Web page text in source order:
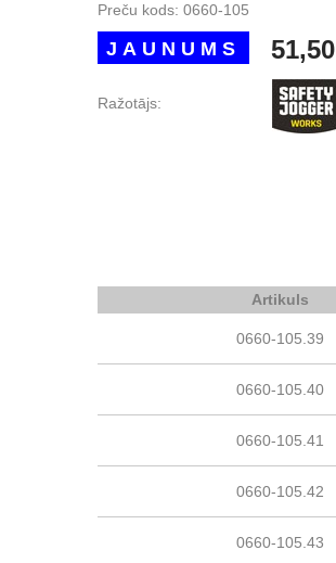
Preču kods: 0660-105
JAUNUMS 51,50
Ražotājs:
Artikuls
0660-105.39
0660-105.40
0660-105.41
0660-105.42
0660-105.43